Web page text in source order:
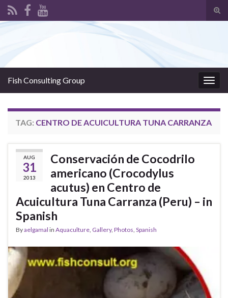
Fish Consulting Group
TAG: CENTRO DE ACUICULTURA TUNA CARRANZA
AUG
31
2013
Conservación de Cocodrilo
americano (Crocodylus
acutus) en Centro de
Acuicultura Tuna Carranza (Peru) – in
Spanish
Byaelgamal in Aquaculture, Gallery, Photos, Spanish